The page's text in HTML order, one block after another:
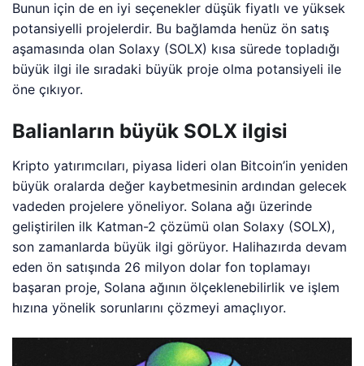
Bunun için de en iyi seçenekler düşük fiyatlı ve yüksek
potansiyelli projelerdir. Bu bağlamda henüz ön satış
aşamasında olan Solaxy (SOLX) kısa sürede topladığı
büyük ilgi ile sıradaki büyük proje olma potansiyeli ile
öne çıkıyor.
Balianların büyük SOLX ilgisi
Kripto yatırımcıları, piyasa lideri olan Bitcoin’in yeniden
büyük oralarda değer kaybetmesinin ardından gelecek
vadeden projelere yöneliyor. Solana ağı üzerinde
geliştirilen ilk Katman-2 çözümü olan Solaxy (SOLX),
son zamanlarda büyük ilgi görüyor. Halihazırda devam
eden ön satışında 26 milyon dolar fon toplamayı
başaran proje, Solana ağının ölçeklenebilirlik ve işlem
hızına yönelik sorunlarını çözmeyi amaçlıyor.